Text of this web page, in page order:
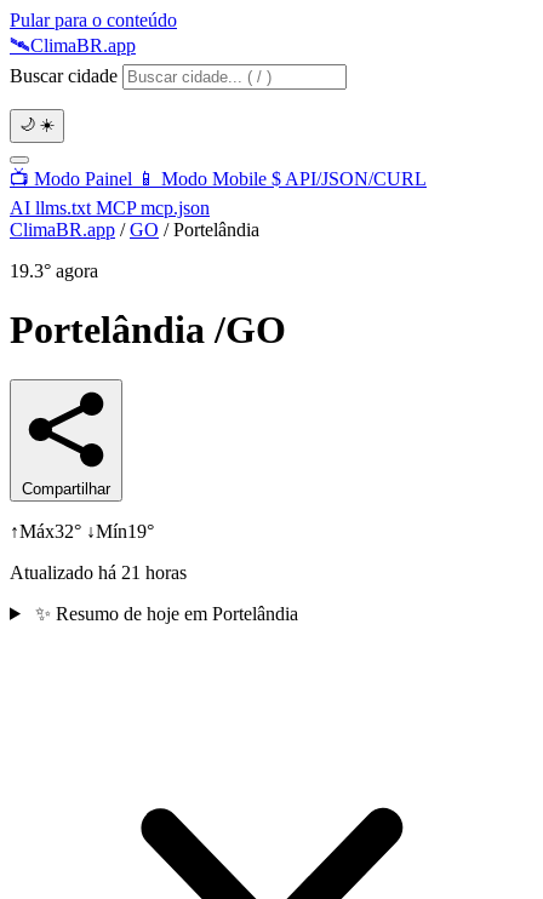
Pular para o conteúdo
🛰️ClimaBR.app
Buscar cidade
🌙 ☀️
📺 Modo Painel 📱 Modo Mobile $ API/JSON/CURL
AI llms.txt MCPmcp.json
ClimaBR.app / GO / Portelândia
19.3° agora
Portelândia/GO
Compartilhar
↑Máx32° ↓Mín19°
Atualizado há 21 horas
✨ Resumo de hoje em Portelândia